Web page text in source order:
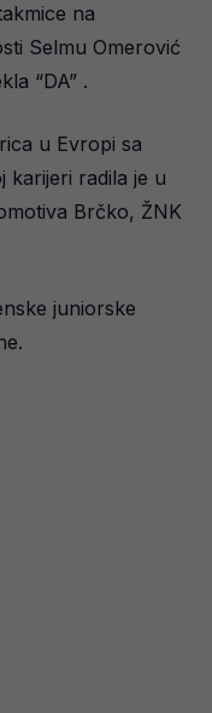
na
Selmu Omerović
“DA” .
u Evropi sa
karijeri radila je u
Brčko, ŽNK
juniorske